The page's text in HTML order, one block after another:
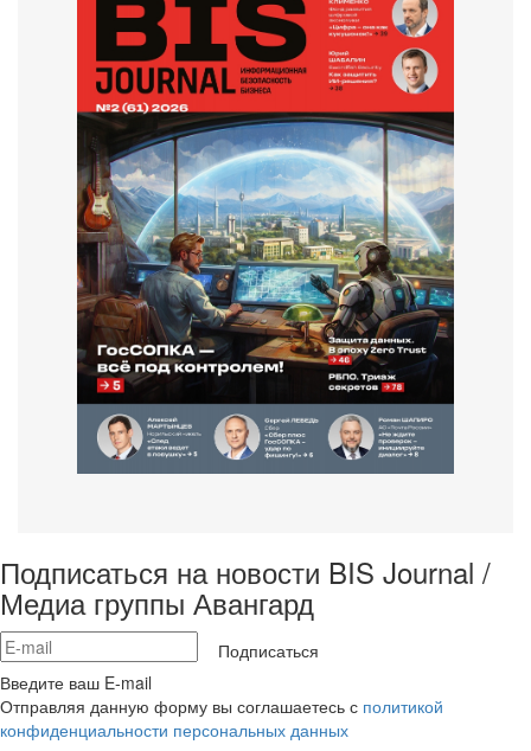
Подписаться на новости BIS Journal /
Медиа группы Авангард
Подписаться
Введите ваш E-mail
Отправляя данную форму вы соглашаетесь с политикой
конфиденциальности персональных данных